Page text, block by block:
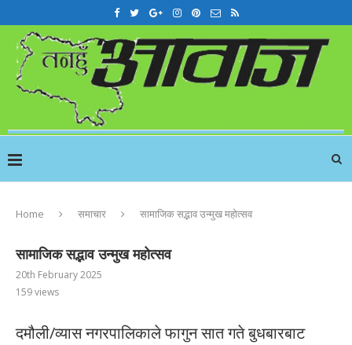
Home समाचार सामाजिक सद्भाव उन्मुख महोत्सव
सामाजिक सद्भाव उन्मुख महोत्सव
20th February 2025
159views
दमौली/व्यास नगरपालिकाले फागुन सात गते बुधबारबाट